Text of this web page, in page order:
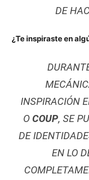
DE
¿Te inspiraste en
INSPIRACIÓN
O COUP, SE
DE
EN LO